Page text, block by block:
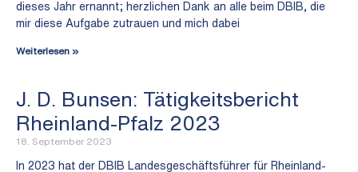
dieses Jahr ernannt; herzlichen Dank an alle beim DBIB, die
mir diese Aufgabe zutrauen und mich dabei
Weiterlesen »
J. D. Bunsen: Tätigkeitsbericht
Rheinland-Pfalz 2023
18. September 2023
In 2023 hat der DBIB Landesgeschäftsführer für Rheinland-